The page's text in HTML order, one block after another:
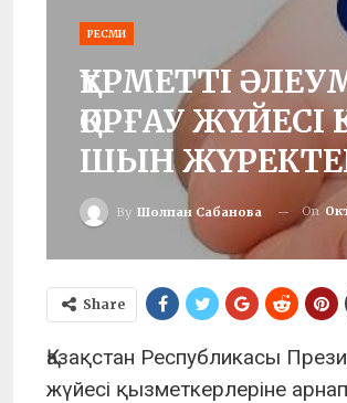
РЕСМИ
ҚҰРМЕТТІ
ҚОРҒАУ
ШЫН
By Шолпан Сабанова On
Share
Қазақстан Республикасы
жүйесі қызметкерлеріне